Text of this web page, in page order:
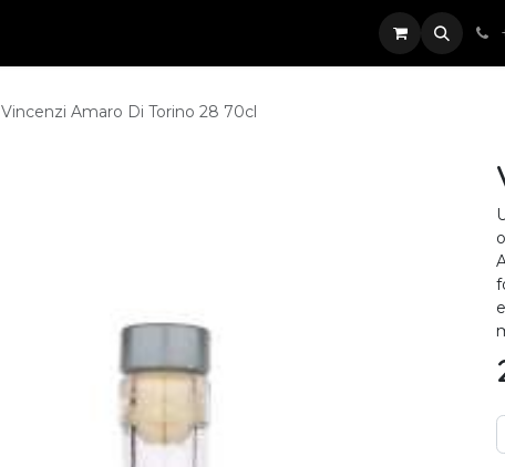
Nieuws & Events
Vincenzi Amaro Di Torino 28 70cl